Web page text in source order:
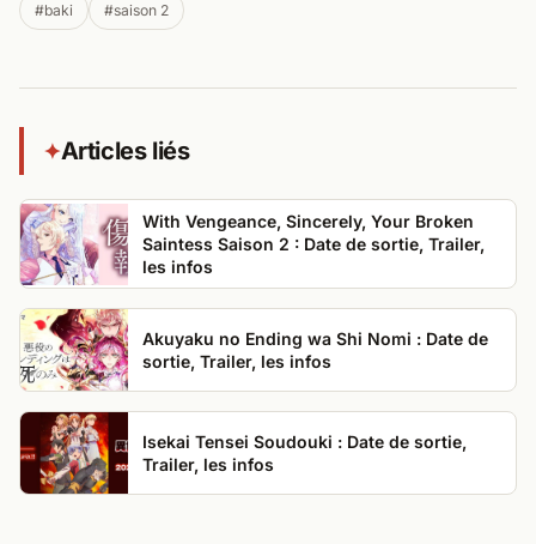
#baki #saison 2
✦Articles liés
With Vengeance, Sincerely, Your Broken
Saintess Saison 2 : Date de sortie, Trailer,
les infos
Akuyaku no Ending wa Shi Nomi : Date de
sortie, Trailer, les infos
Isekai Tensei Soudouki : Date de sortie,
Trailer, les infos